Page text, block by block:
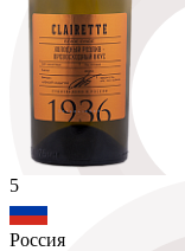
5
Россия